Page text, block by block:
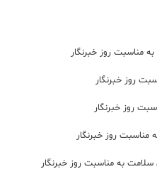
مناسبت روز خبرنگار
روز خبرنگار
روز خبرنگار
روز خبرنگار
به مناسبت روز خبرنگار